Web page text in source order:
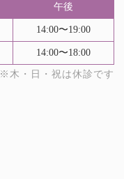
午後
14:00〜19:00
14:00〜18:00
※木・日・祝は休診です